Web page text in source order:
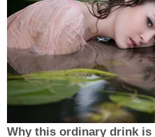
Why this ordinary drink